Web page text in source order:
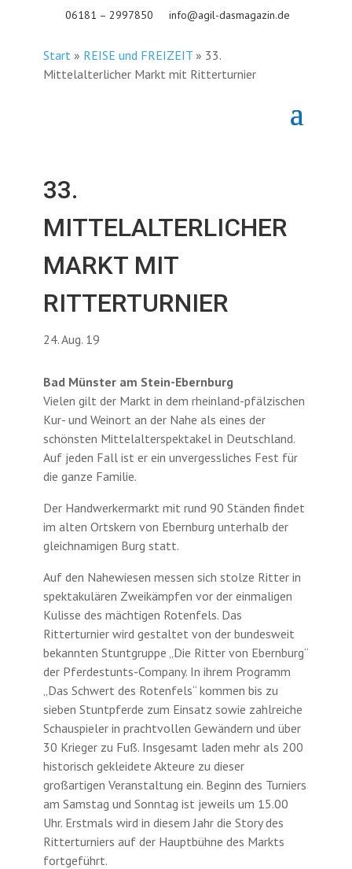
06181 – 2997850 info@agil-dasmagazin.de
Start» REISE und FREIZEIT» 33.
Mittelalterlicher Markt mit Ritterturnier
33.
MITTELALTERLICHER
MARKT MIT
RITTERTURNIER
24. Aug. 19
Bad Münster am Stein-Ebernburg
Vielen gilt der Markt in dem rheinland-pfälzischen
Kur- und Weinort an der Nahe als eines der
schönsten Mittelalterspektakel in Deutschland.
Auf jeden Fall ist er ein unvergessliches Fest für
die ganze Familie.
Der Handwerkermarkt mit rund 90 Ständen findet
im alten Ortskern von Ebernburg unterhalb der
gleichnamigen Burg statt.
Auf den Nahewiesen messen sich stolze Ritter in
spektakulären Zweikämpfen vor der einmaligen
Kulisse des mächtigen Rotenfels. Das
Ritterturnier wird gestaltet von der bundesweit
bekannten Stuntgruppe „Die Ritter von Ebernburg“
der Pferdestunts-Company. In ihrem Programm
„Das Schwert des Rotenfels“ kommen bis zu
sieben Stuntpferde zum Einsatz sowie zahlreiche
Schauspieler in prachtvollen Gewändern und über
30 Krieger zu Fuß. Insgesamt laden mehr als 200
historisch gekleidete Akteure zu dieser
großartigen Veranstaltung ein. Beginn des Turniers
am Samstag und Sonntag ist jeweils um 15.00
Uhr. Erstmals wird in diesem Jahr die Story des
Ritterturniers auf der Hauptbühne des Markts
fortgeführt.